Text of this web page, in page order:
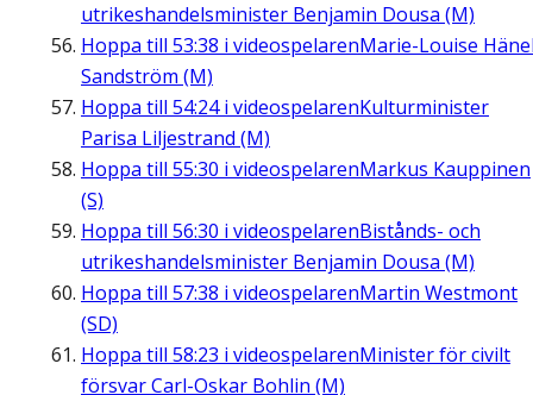
utrikeshandelsminister Benjamin Dousa (M)
Hoppa till 53:38 i videospelarenMarie-Louise
Sandström (M)
Hoppa till 54:24i videospelarenKulturminister
Parisa Liljestrand (M)
Hoppa till 55:30 i videospelarenMarkus Kauppinen
(S)
Hoppa till 56:30 i videospelarenBistånds- och
utrikeshandelsminister Benjamin Dousa (M)
Hoppa till 57:38 i videospelarenMartin Westmont
(SD)
Hoppa till 58:23 i videospelarenMinister för civilt
försvar Carl-Oskar Bohlin (M)